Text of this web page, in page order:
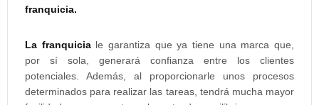
franquicia.
La franquiciale garantiza que ya tiene una marca que,
por sí sola, generará confianza entre los clientes
potenciales. Además, al proporcionarle unos procesos
determinados para realizar las tareas, tendrá mucha mayor